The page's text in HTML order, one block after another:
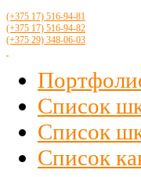
(+375 17) 516-94-81
(+375 17) 516-94-82
(+375 29) 348-06-03
Список
Список
Список